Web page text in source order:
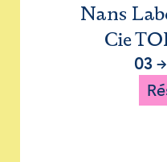
Nans
Cie
03 →